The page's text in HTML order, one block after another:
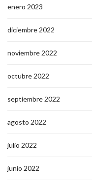
enero 2023
diciembre 2022
noviembre 2022
octubre 2022
septiembre 2022
agosto 2022
julio 2022
junio 2022